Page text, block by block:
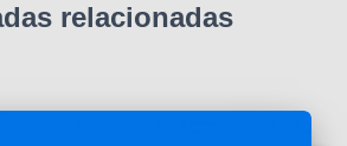
relacionadas